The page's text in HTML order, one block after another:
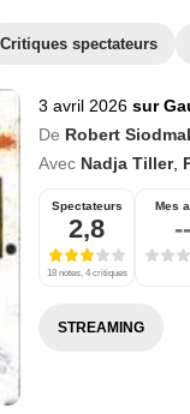
Critiques spectateurs
3 avril 2026 sur
De Robert
Avec Nadja Tiller,
Spectateurs
2,8
18 notes, 4 critiques
Mes
--
STREAMING